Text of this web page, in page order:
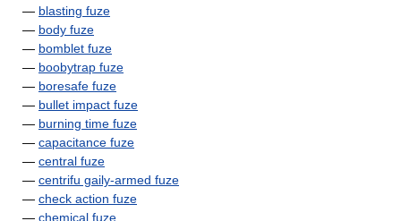
— blasting fuze
— body fuze
— bomblet fuze
— boobytrap fuze
— boresafe fuze
— bullet impact fuze
— burning time fuze
— capacitance fuze
— central fuze
— centrifu gaily-armed fuze
— check action fuze
— chemical fuze